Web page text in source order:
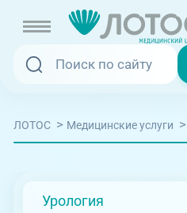
Услуги и цены
Записаться онлайн
Вызвать скорую
Медицина на дому
ЛОТОС > Медицинские услуги >
Урология